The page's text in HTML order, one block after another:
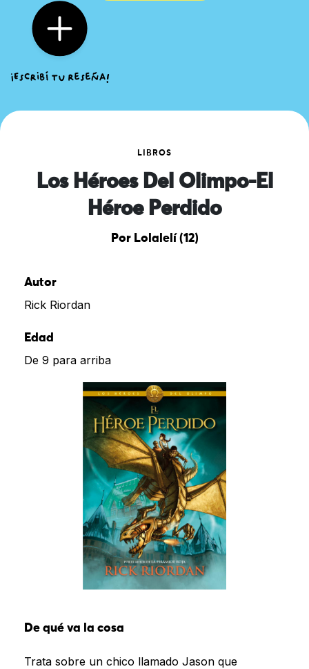
LIBROS
Los Héroes Del Olimpo-El
Héroe Perdido
Por Lolalelí (12)
Autor
Rick Riordan
Edad
De 9 para arriba
De qué va la cosa
Trata sobre un chico llamado Jason que